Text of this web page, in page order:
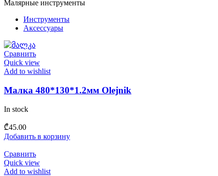
Малярные инструменты
Инструменты
Аксессуары
Сравнить
Quick view
Add to wishlist
Малка 480*130*1.2мм Olejnik
In stock
₾45.00
Добавить в корзину
Сравнить
Quick view
Add to wishlist